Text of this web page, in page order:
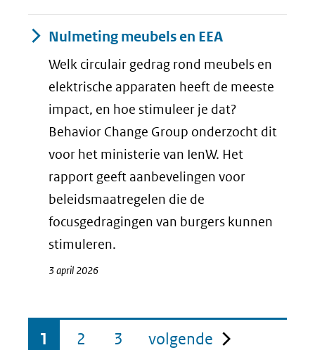
Nulmeting meubels en EEA
Welk circulair gedrag rond meubels en
elektrische apparaten heeft de meeste
impact, en hoe stimuleer je dat?
Behavior Change Group onderzocht dit
voor het ministerie van IenW. Het
rapport geeft aanbevelingen voor
beleidsmaatregelen die de
focusgedragingen van burgers kunnen
stimuleren.
3 april 2026
1 2 3 volgende pagina